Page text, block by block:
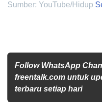
Sumber: YouTube/Hidup
Follow WhatsApp
freentalk.com untuk
terbaru setiap hari